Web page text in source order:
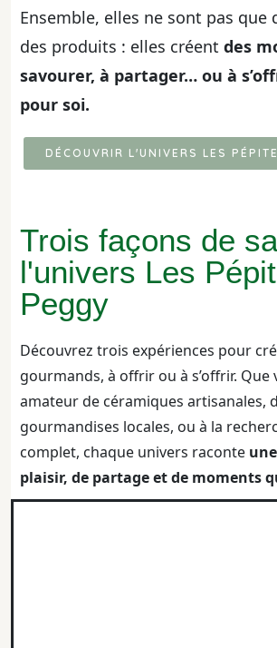
Ensemble, elles ne sont pas que
des produits : elles créent des
savourer, à partager… ou à
pour soi.
DÉCOUVRIR L'UNIVERS LES
Trois façons de
l'univers Les
Peggy
Découvrez trois expériences pour
gourmands, à offrir ou à s’offrir. Que
amateur de céramiques artisanales,
gourmandises locales, ou à la
complet, chaque univers raconte
plaisir, de partage et de moments